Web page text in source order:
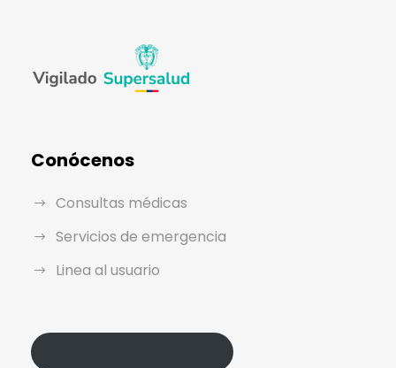
Conócenos
Consultas médicas
Servicios de emergencia
Linea al usuario